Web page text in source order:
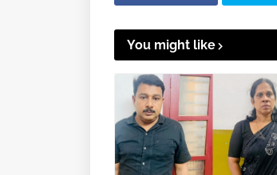
You might like